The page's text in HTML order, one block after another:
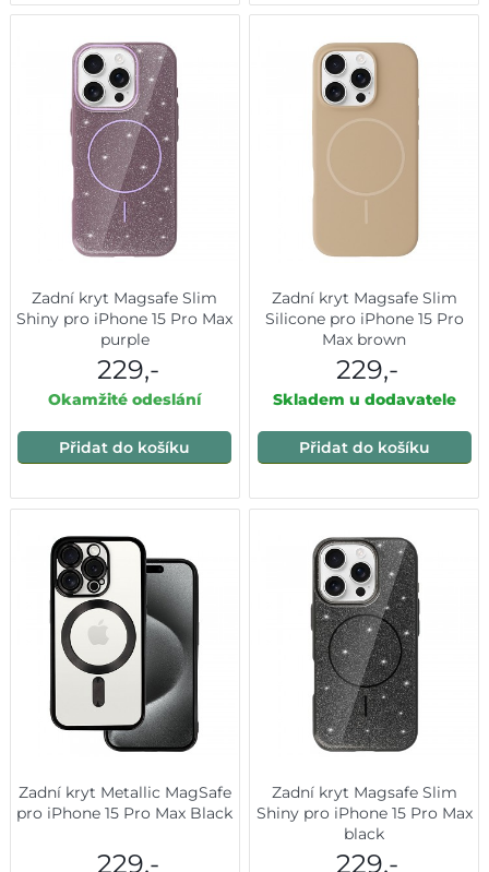
Zadní kryt Magsafe Slim
Shiny pro iPhone 15 Pro Max
purple
229,-
Okamžité odeslání
Přidat do košíku
Zadní kryt Magsafe Slim
Silicone pro iPhone 15 Pro
Max brown
229,-
Skladem u dodavatele
Přidat do košíku
Zadní kryt Metallic MagSafe
pro iPhone 15 Pro Max Black
229,-
Zadní kryt Magsafe Slim
Shiny pro iPhone 15 Pro Max
black
229,-